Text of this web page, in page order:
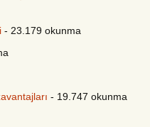
- 23.179 okunma
- 19.747 okunma